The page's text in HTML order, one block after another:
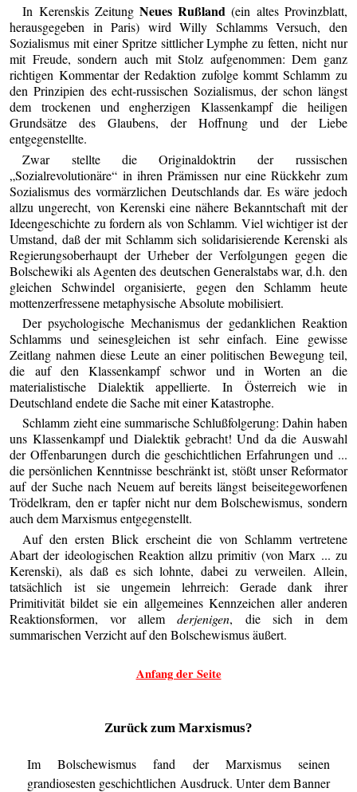
In Kerenskis Zeitung Neues Rußland (ein altes Provinzblatt,
herausgegeben in Paris) wird Willy Schlamms Versuch, den
Sozialismus mit einer Spritze sittlicher Lymphe zu fetten, nicht nur
mit Freude, sondern auch mit Stolz aufgenommen: Dem ganz
richtigen Kommentar der Redaktion zufolge kommt Schlamm zu
den Prinzipien des echt-russischen Sozialismus, der schon längst
dem trockenen und engherzigen Klassenkampf die heiligen
Grundsätze des Glaubens, der Hoffnung und der Liebe
entgegenstellte.
Zwar stellte die Originaldoktrin der russischen
„Sozialrevolutionäre“ in ihren Prämissen nur eine Rückkehr zum
Sozialismus des vormärzlichen Deutschlands dar. Es wäre jedoch
allzu ungerecht, von Kerenski eine nähere Bekanntschaft mit der
Ideengeschichte zu fordern als von Schlamm. Viel wichtiger ist der
Umstand, daß der mit Schlamm sich solidarisierende Kerenski als
Regierungsoberhaupt der Urheber der Verfolgungen gegen die
Bolschewiki als Agenten des deutschen Generalstabs war, d.h. den
gleichen Schwindel organisierte, gegen den Schlamm heute
mottenzerfressene metaphysische Absolute mobilisiert.
Der psychologische Mechanismus der gedanklichen Reaktion
Schlamms und seinesgleichen ist sehr einfach. Eine gewisse
Zeitlang nahmen diese Leute an einer politischen Bewegung teil,
die auf den Klassenkampf schwor und in Worten an die
materialistische Dialektik appellierte. In Österreich wie in
Deutschland endete die Sache mit einer Katastrophe.
Schlamm zieht eine summarische Schlußfolgerung: Dahin haben
uns Klassenkampf und Dialektik gebracht! Und da die Auswahl
der Offenbarungen durch die geschichtlichen Erfahrungen und ...
die persönlichen Kenntnisse beschränkt ist, stößt unser Reformator
auf der Suche nach Neuem auf bereits längst beiseitegeworfenen
Trödelkram, den er tapfer nicht nur dem Bolschewismus, sondern
auch dem Marxismus entgegenstellt.
Auf den ersten Blick erscheint die von Schlamm vertretene
Abart der ideologischen Reaktion allzu primitiv (von Marx ... zu
Kerenski), als daß es sich lohnte, dabei zu verweilen. Allein,
tatsächlich ist sie ungemein lehrreich: Gerade dank ihrer
Primitivität bildet sie ein allgemeines Kennzeichen aller anderen
Reaktionsformen, vor allemderjenigen, die sich in dem
summarischen Verzicht auf den Bolschewismus äußert.
Anfang der Seite
Zurück zum Marxismus?
Im Bolschewismus fand der Marxismus seinen
grandiosesten geschichtlichen Ausdruck. Unter dem Banner